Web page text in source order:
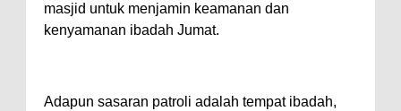
masjid untuk menjamin keamanan dan
kenyamanan ibadah Jumat.
Adapun sasaran patroli adalah tempat ibadah,